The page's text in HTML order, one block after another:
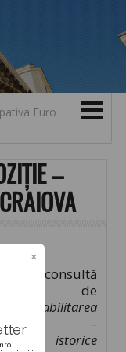
Euro
–
și consultă
de
„
eabilitarea
–
istorice